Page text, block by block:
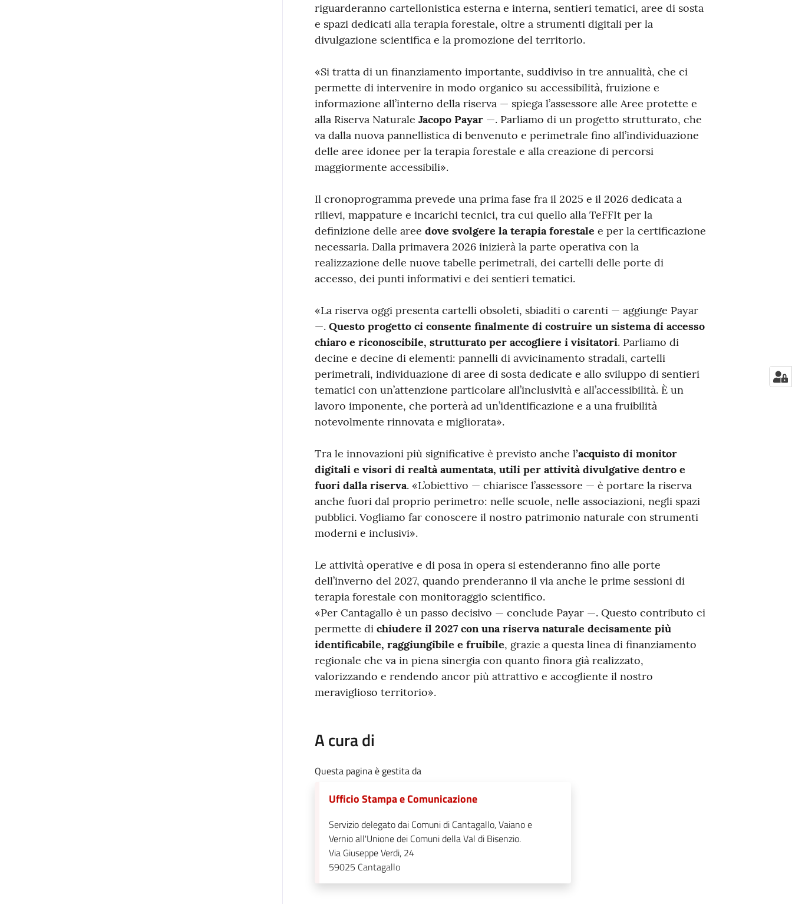
riguarderanno cartellonistica esterna e interna, sentieri tematici, aree di sosta
e spazi dedicati alla terapia forestale, oltre a strumenti digitali per la
divulgazione scientifica e la promozione del territorio.
«Si tratta di un finanziamento importante, suddiviso in tre annualità, che ci
permette di intervenire in modo organico su accessibilità, fruizione e
informazione all’interno della riserva — spiega l’assessore alle Aree protette e
alla Riserva Naturale Jacopo Payar—. Parliamo di un progetto strutturato, che
va dalla nuova pannellistica di benvenuto e perimetrale fino all’individuazione
delle aree idonee per la terapia forestale e alla creazione di percorsi
maggiormente accessibili».
Il cronoprogramma prevede una prima fase fra il 2025 e il 2026 dedicata a
rilievi, mappature e incarichi tecnici, tra cui quello alla TeFFIt per la
definizione delle aree dove svolgere la terapia forestale e per la certificazione
necessaria. Dalla primavera 2026 inizierà la parte operativa con la
realizzazione delle nuove tabelle perimetrali, dei cartelli delle porte di
accesso, dei punti informativi e dei sentieri tematici.
«La riserva oggi presenta cartelli obsoleti, sbiaditi o carenti — aggiunge Payar
—. Questo progetto ci consente finalmente di costruire un sistema di accesso
chiaro e riconoscibile, strutturato per accogliere i visitatori. Parliamo di
decine e decine di elementi: pannelli di avvicinamento stradali, cartelli
perimetrali, individuazione di aree di sosta dedicate e allo sviluppo di sentieri
tematici con un’attenzione particolare all’inclusività e all’accessibilità. È un
lavoro imponente, che porterà ad un’identificazione e a una fruibilità
notevolmente rinnovata e migliorata».
Tra le innovazioni più significative è previsto anche l’acquisto di monitor
digitali e visori di realtà aumentata, utili per attività divulgative dentro e
fuori dalla riserva. «L’obiettivo — chiarisce l’assessore — è portare la riserva
anche fuori dal proprio perimetro: nelle scuole, nelle associazioni, negli spazi
pubblici. Vogliamo far conoscere il nostro patrimonio naturale con strumenti
moderni e inclusivi».
Le attività operative e di posa in opera si estenderanno fino alle porte
dell’inverno del 2027, quando prenderanno il via anche le prime sessioni di
terapia forestale con monitoraggio scientifico.
«Per Cantagallo è un passo decisivo — conclude Payar —. Questo contributo ci
permette di chiudere il 2027 con una riserva naturale decisamente più
identificabile, raggiungibile e fruibile, grazie a questa linea di finanziamento
regionale che va in piena sinergia con quanto finora già realizzato,
valorizzando e rendendo ancor più attrattivo e accogliente il nostro
meraviglioso territorio».
A cura di
Questa pagina è gestita da
Ufficio Stampa e Comunicazione
Servizio delegato dai Comuni di Cantagallo, Vaiano e
Vernio all'Unione dei Comuni della Val di Bisenzio.
Via Giuseppe Verdi, 24
59025 Cantagallo